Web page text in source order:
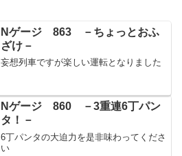
Nゲージ 863 －ちょっとおふ
ざけ－
妄想列車ですが楽しい運転となりました
Nゲージ 860 －3重連6丁パン
タ！－
6丁パンタの大迫力を是非味わってくださ
い